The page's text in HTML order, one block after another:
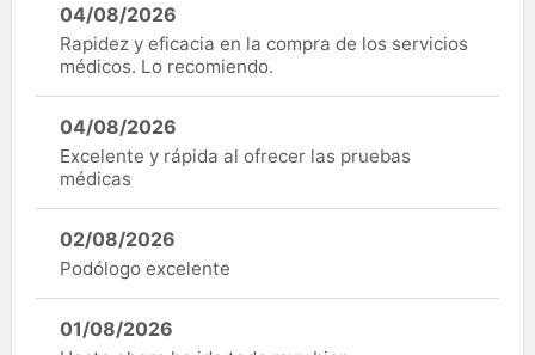
04/08/2026
Rapidez y eficacia en la compra de los servicios
médicos. Lo recomiendo.
04/08/2026
Excelente y rápida al ofrecer las pruebas
médicas
02/08/2026
Podólogo excelente
01/08/2026